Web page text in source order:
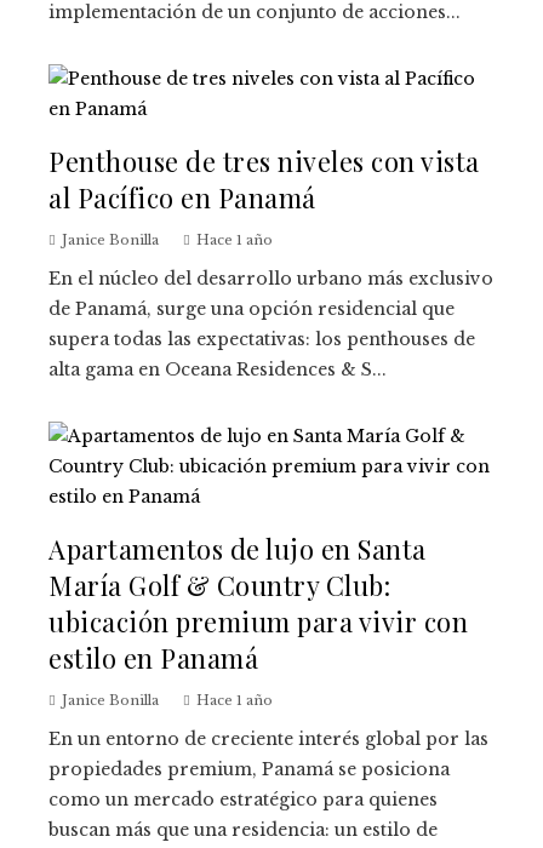
implementación de un conjunto de acciones...
Penthouse de tres niveles con vista
al Pacífico en Panamá
Janice Bonilla Hace 1 año
En el núcleo del desarrollo urbano más exclusivo
de Panamá, surge una opción residencial que
supera todas las expectativas: los penthouses de
alta gama en Oceana Residences & S...
Apartamentos de lujo en Santa
María Golf & Country Club:
ubicación premium para vivir con
estilo en Panamá
Janice Bonilla Hace 1 año
En un entorno de creciente interés global por las
propiedades premium, Panamá se posiciona
como un mercado estratégico para quienes
buscan más que una residencia: un estilo de